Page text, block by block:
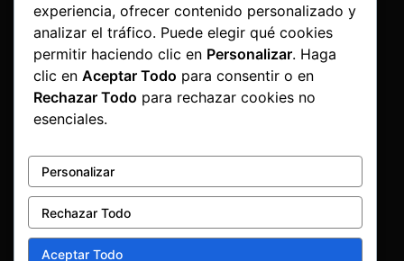
experiencia, ofrecer contenido personalizado y
analizar el tráfico. Puede elegir qué cookies
permitir haciendo clic en Personalizar. Haga
clic en Aceptar Todo para consentir o en
Rechazar Todo para rechazar cookies no
esenciales.
Personalizar
Rechazar Todo
Aceptar Todo